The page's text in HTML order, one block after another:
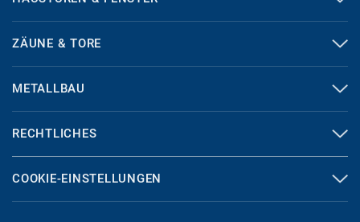
ZÄUNE & TORE
METALLBAU
RECHTLICHES
COOKIE-EINSTELLUNGEN